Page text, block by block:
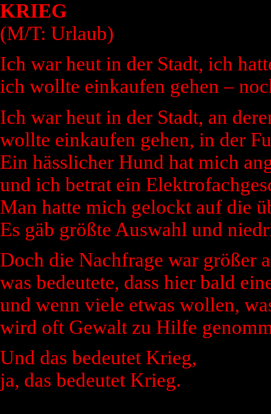
KRIEG
(M/T: Urlaub)
Ich war heut in der Stadt, ich
ich wollte einkaufen gehen –
Ich war heut in der Stadt, an
wollte einkaufen gehen, in der
Ein hässlicher Hund hat mich
und ich betrat ein
Man hatte mich gelockt auf die
Es gäb größte Auswahl und
Doch die Nachfrage war größer
was bedeutete, dass hier bald
und wenn viele etwas wollen,
wird oft Gewalt zu Hilfe
Und das bedeutet Krieg,
ja, das bedeutet Krieg.